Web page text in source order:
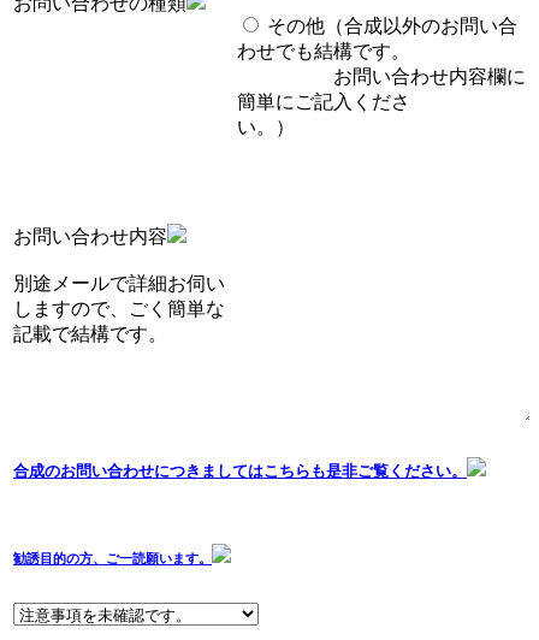
その他（合成以外のお問い合
わせでも結構です。
お問い合わせ内容欄に
簡単にご記入くださ
い。）
お問い合わせ内容
別途メールで詳細お伺い
しますので、ごく簡単な
記載で結構です。
合成のお問い合わせにつきましてはこちらも是非ご覧ください。
勧誘目的の方、ご一読願います。